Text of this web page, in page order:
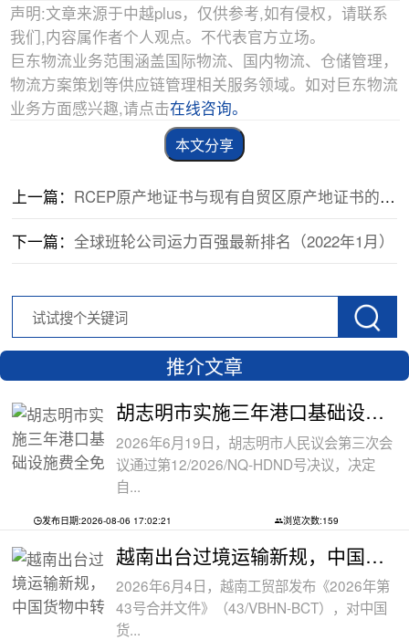
声明:文章来源于中越plus，仅供参考,如有侵权，请联系
我们,内容属作者个人观点。不代表官方立场。
巨东物流业务范围涵盖国际物流、国内物流、仓储管理，
物流方案策划等供应链管理相关服务领域。如对巨东物流
业务方面感兴趣,请点击在线咨询。
本文分享
上一篇： RCEP原产地证书与现有自贸区原产地证书的不同之处
下一篇：全球班轮公司运力百强最新排名（2022年1月）
推介文章
胡志明市实施三年港口基础设施费全免政
2026年6月19日，胡志明市人民议会第三次会
议通过第12/2026/NQ-HDND号决议，决定
自...
发布日期:2026-08-06 17:02:21 浏览次数:159
越南出台过境运输新规，中国货物中转通
2026年6月4日，越南工贸部发布《2026年第
43号合并文件》（43/VBHN-BCT），对中国
货...